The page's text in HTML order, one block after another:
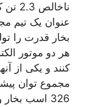
بخار قدرت را
هر دو موتور
کنند و یکی از
مجموع توان